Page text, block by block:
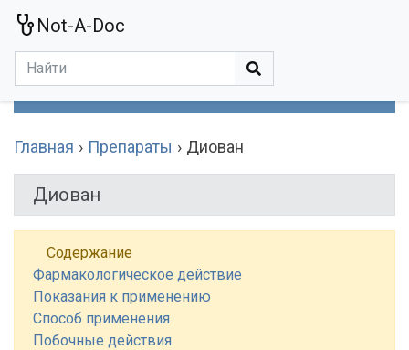
Not-A-Doc
Главная Препараты Диован
Диован
Содержание
Фармакологическое действие
Показания к применению
Способ применения
Побочные действия